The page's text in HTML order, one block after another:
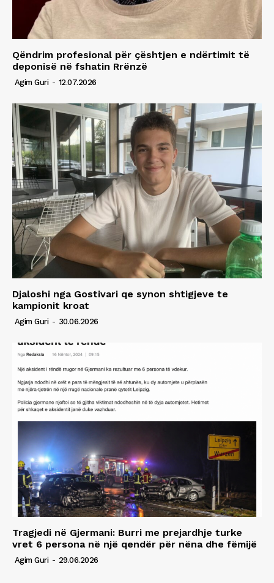
Qëndrim profesional për çështjen e ndërtimit të
deponisë në fshatin Rrënzë
Agim Guri - 12.07.2026
Djaloshi nga Gostivari qe synon shtigjeve te
kampionit kroat
Agim Guri - 30.06.2026
Tragjedi në Gjermani: Burri me prejardhje turke
vret 6 persona në një qendër për nëna dhe fëmijë
Agim Guri - 29.06.2026